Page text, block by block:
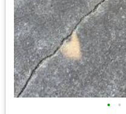
• •